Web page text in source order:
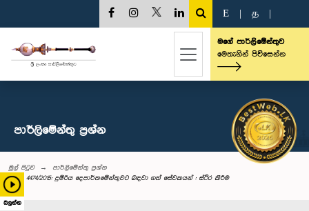
බලන්න
E த
මගේ පාර්ලිමේන්තුව
මෙතැනින් පිවිසෙන්න
පාර්ලි‌මේන්තු‌ ප්‍රශ්න
මුල් පිටුව
පාර්ලි‌මේන්තු‌ ප්‍රශ්න
4474/2015: දුම්රිය දෙපාර්තමේන්තුවට බඳවා ගත් සේවකයන් : ස්ථිර කිරීම